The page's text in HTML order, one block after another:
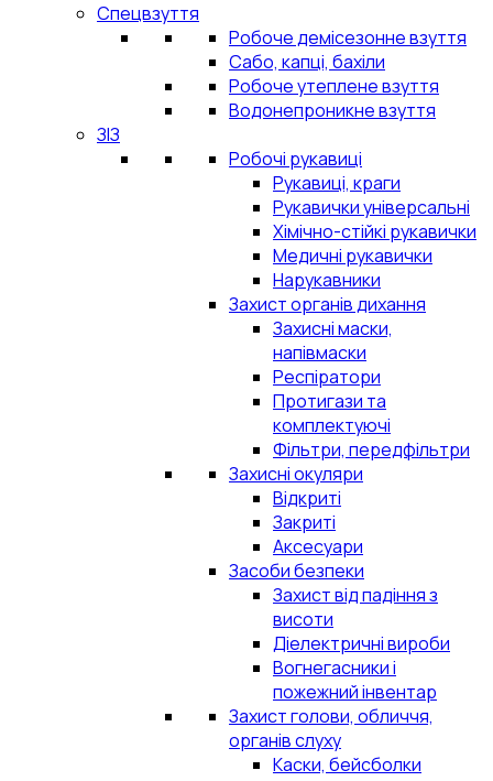
Спецвзуття
Робоче демісезонне взуття
Сабо, капці, бахіли
Робоче утеплене взуття
Водонепроникне взуття
ЗІЗ
Робочі рукавиці
Рукавиці, краги
Рукавички універсальні
Хімічно-стійкі рукавички
Медичні рукавички
Нарукавники
Захист органів дихання
Захисні маски,
напівмаски
Респіратори
Протигази та
комплектуючі
Фільтри, передфільтри
Захисні окуляри
Відкриті
Закриті
Аксесуари
Засоби безпеки
Захист від падіння з
висоти
Діелектричні вироби
Вогнегасники і
пожежний інвентар
Захист голови, обличчя,
органів слуху
Каски, бейсболки